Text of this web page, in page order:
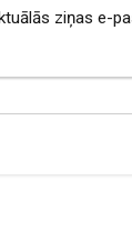
ziņas e-